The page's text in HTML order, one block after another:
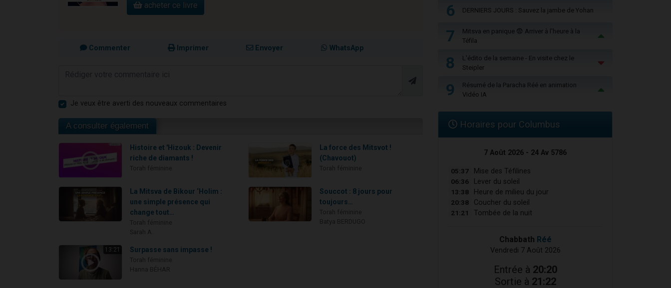
acheter ce livre
Commenter Imprimer Envoyer WhatsApp
Je veux être averti des nouveaux commentaires
A consulter également
Histoire et 'Hizouk : Devenir
riche de diamants !
La force des Mitsvot !
(Chavouot)
La Mitsva de Bikour ‘Holim :
une simple présence qui
change tout…
Souccot : 8 jours pour
toujours…
13:21 Surpasse sans impasse !
6 DERNIERS JOURS : Sauvez la jambe de Yohan
7
Mitsva en panique 😨 Arriver à l'heure à la
Téfila
8
L'édito de la semaine - En visite chez le
Steipler
9
Résumé de la Paracha Réé en animation
Vidéo IA
Horaires pour Columbus
7 Août 2026 - 24 Av 5786
05:37 Mise des Téfilines
06:36 Lever du soleil
13:38 Heure de milieu du jour
20:38 Coucher du soleil
21:21 Tombée de la nuit
Chabbath Réé
Vendredi 7 Août 2026
Entrée à 20:20
Sortie à 21:22